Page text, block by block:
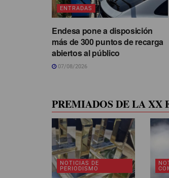
ENTRADAS
Endesa pone a disposición
más de 300 puntos de recarga
abiertos al público
07/08/2026
PREMIADOS DE LA XX
NOTICIAS DE
PERIODISMO